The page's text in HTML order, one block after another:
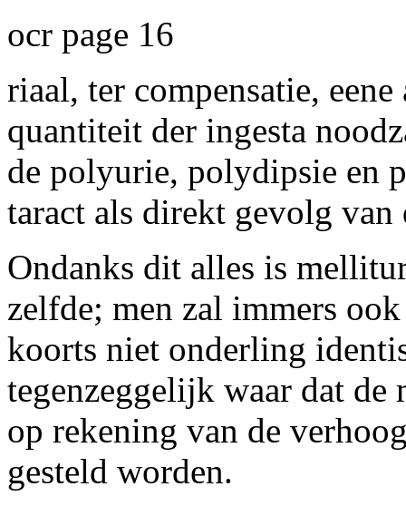
ocr page 16
riaal, ter compensatie,
quantiteit der ingesta
de polyurie, polydipsie en
taract als direkt gevolg van
Ondanks dit alles is
zelfde; men zal immers
koorts niet onderling
tegenzeggelijk waar dat de
op rekening van de
gesteld worden.